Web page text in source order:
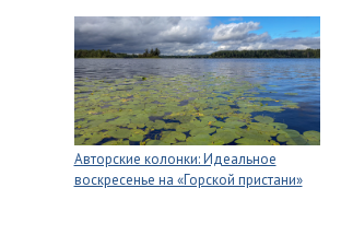
Авторские колонки: Идеальное
воскресенье на «Горской пристани»